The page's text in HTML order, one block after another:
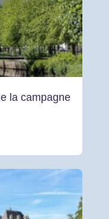
la campagne